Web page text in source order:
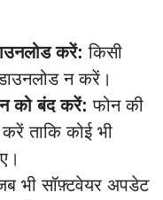
करें: किसी
डाउनलोड न करें।
को बंद करें: फोन की
ताकि कोई भी
भी सॉफ़्टवेयर अपडेट